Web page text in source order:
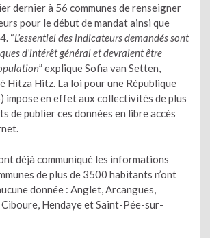
dernier à 56 communes de renseigner
pour le début de mandat ainsi que
“L’essentiel des indicateurs demandés sont
d’intérêt général et devraient être
” explique Sofia van Setten,
Hitza Hitz. La loi pour une République
impose en effet aux collectivités de plus
de publier ces données en libre accès
déjà communiqué les informations
de plus de 3500 habitants n’ont
donnée : Anglet, Arcangues,
Hendaye et Saint-Pée-sur-